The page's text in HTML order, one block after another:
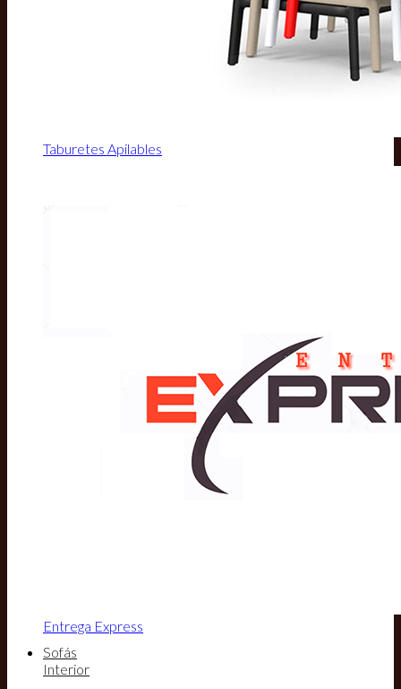
Taburetes Apilables
Entrega Express
Sofás
Interior